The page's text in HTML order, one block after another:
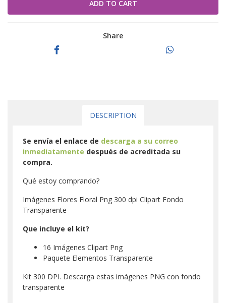
Share
DESCRIPTION
Se envía el enlace de descarga a su correo
inmediatamente después de acreditada su
compra.
Qué estoy comprando?
Imágenes Flores Floral Png 300 dpi Clipart Fondo
Transparente
Que incluye el kit?
16 Imágenes Clipart Png
Paquete Elementos Transparente
Kit 300 DPI. Descarga estas imágenes PNG con fondo
transparente